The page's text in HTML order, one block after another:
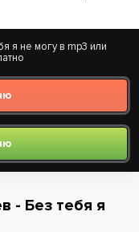
я не могу в mp3 или
- Без тебя я